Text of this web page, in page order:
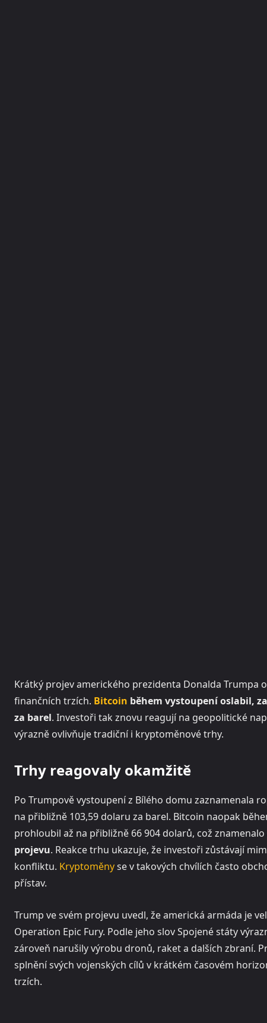
Krátký projev amerického prezidenta Donalda
finančních trzích. Bitcoin během vystoupení oslabil,
za barel. Investoři tak znovu reagují na geopolitické
výrazně ovlivňuje tradiční i kryptoměnové trhy.
Trhy reagovaly okamžitě
Po Trumpově vystoupení z Bílého domu zaznamenala
na přibližně 103,59 dolaru za barel. Bitcoin naopak
prohloubil až na přibližně 66 904 dolarů, což znamenalo
projevu. Reakce trhu ukazuje, že investoři zůstávají
konfliktu. Kryptoměnyse v takových chvílích často
přístav.
Trump ve svém projevu uvedl, že americká armáda je
Operation Epic Fury. Podle jeho slov Spojené státy
zároveň narušily výrobu dronů, raket a dalších zbraní.
splnění svých vojenských cílů v krátkém časovém
trzích.